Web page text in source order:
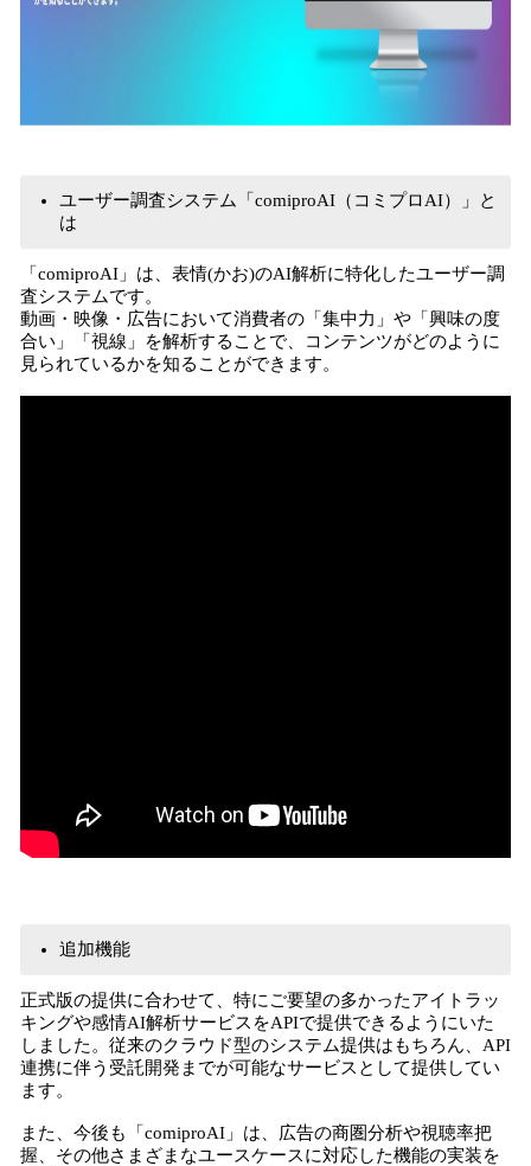
ユーザー調査システム「comiproAI（コミプロAI）」と
は
「comiproAI」は、表情(かお)のAI解析に特化したユーザー調
査システムです。
動画・映像・広告において消費者の「集中力」や「興味の度
合い」「視線」を解析することで、コンテンツがどのように
見られているかを知ることができます。
追加機能
正式版の提供に合わせて、特にご要望の多かったアイトラッ
キングや感情AI解析サービスをAPIで提供できるようにいた
しました。従来のクラウド型のシステム提供はもちろん、API
連携に伴う受託開発までが可能なサービスとして提供してい
ます。
また、今後も「comiproAI」は、広告の商圏分析や視聴率把
握、その他さまざまなユースケースに対応した機能の実装を